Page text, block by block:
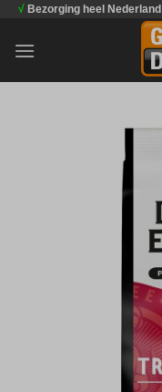
inhoud
√ Bezorging heel Nederland